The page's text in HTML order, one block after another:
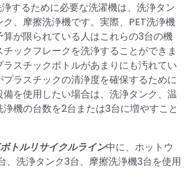
するために必要な洗濯機は、洗浄タン
、摩擦洗浄機です。実際、PET洗浄機
が限られている人はこれらの3台の機
ックフレークを洗浄することができま
スチックボトルがあまりにも汚れてい
プラスチックの清浄度を確保するために
備を使用したい場合は、洗浄タンク、温
機の台数を2台または3台に増やすこと
ボトルリサイクルライン中に、ホットウ
、洗浄タンク3台、摩擦洗浄機3台を使用